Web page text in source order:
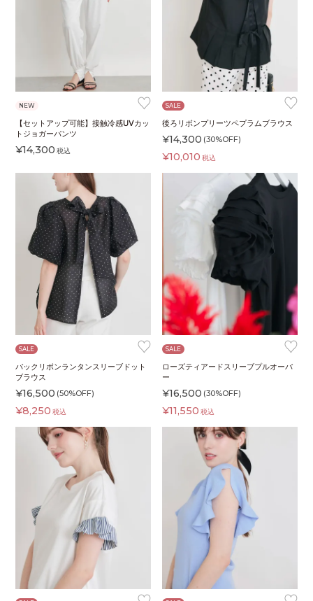
♥
NEW
【セットアップ可能】接触冷感UVカッ
トジョガーパンツ
¥14,300 税込
♥
SALE
後ろリボンプリーツペプラムブラウス
¥14,300 (30%OFF)
¥10,010 税込
♥
SALE
バックリボンランタンスリーブドット
ブラウス
¥16,500 (50%OFF)
¥8,250 税込
♥
SALE
ローズティアードスリーブプルオーバ
ー
¥16,500 (30%OFF)
¥11,550 税込